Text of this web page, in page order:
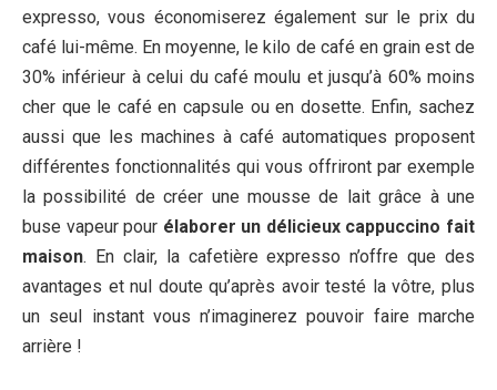
expresso, vous économiserez également sur le prix du
café lui-même. En moyenne, le kilo de café en grain est de
30% inférieur à celui du café moulu et jusqu’à 60% moins
cher que le café en capsule ou en dosette. Enfin, sachez
aussi que les machines à café automatiques proposent
différentes fonctionnalités qui vous offriront par exemple
la possibilité de créer une mousse de lait grâce à une
buse vapeur pour élaborer un délicieux cappuccino fait
maison. En clair, la cafetière expresso n’offre que des
avantages et nul doute qu’après avoir testé la vôtre, plus
un seul instant vous n’imaginerez pouvoir faire marche
arrière !